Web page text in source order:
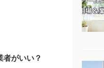
がいい？